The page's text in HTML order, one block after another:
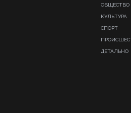
ОБЩЕСТВО
КУЛЬТУРА
СПОРТ
ДЕТАЛЬНО